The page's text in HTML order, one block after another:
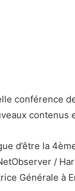
conférence
d’être la
/
Générale à